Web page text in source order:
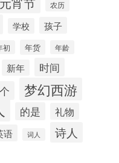
农历
学校 孩子
初 年货 年龄
新年 时间
梦幻西游
的是 礼物
语 词人 诗人